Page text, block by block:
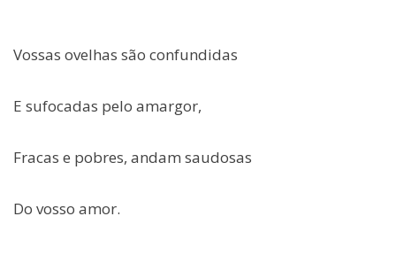
Vossas ovelhas são confundidas
E sufocadas pelo amargor,
Fracas e pobres, andam saudosas
Do vosso amor.